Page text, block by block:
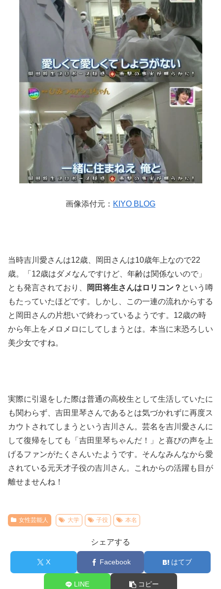
画像添付元： KIYO BLOG
当時吉川愛さんは12歳、岡田さんは10歳年上なので22
歳。「12歳はダメなんですけど、年齢は関係ないので」
とも発言されており、
岡田将生さんはロリコン？ という噂
もたっていたほどです。しかし、この一連の流れからする
と岡田さんの片想いで終わっているようです。12歳の時
から年上をメロメロにしてしまうとは。本当に末恐ろしい
美少女ですね。
実際に引退をした際は普通の高校生として生活していたに
も関わらず、吉田里琴さんであるとは気づかれずに再度ス
カウトされてしまうという吉川さん。芸名を吉川愛さんに
して復帰をしても「吉田里琴ちゃんだ！」と喜びの声を上
げるファンがたくさんいたようです。そんなみんなから愛
されている元天才子役の吉川さん。これからの活躍も目が
離せませんね！
女性芸能人 大学 子役 本名
シェアする
X Facebook はてブ
LINE コピー